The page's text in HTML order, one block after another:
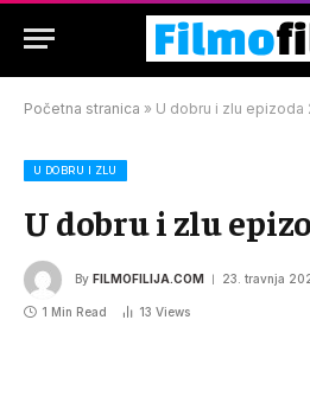
Početna stranica » U dobru i zlu epizoda
U DOBRU I ZLU
U dobru i zlu
By FILMOFILIJA.COM 23. travnja
1 Min Read 13 Views